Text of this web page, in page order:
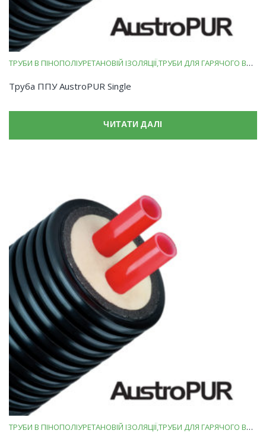
ТРУБИ В ПІНОПОЛІУРЕТАНОВІЙ ІЗОЛЯЦІЇТРУБИ ДЛЯ ГАРЯЧОГО ВОДОПОСТАЧАННЯ
Труба ППУ AustroPUR Single
ЧИТАТИ ДАЛІ
ТРУБИ В ПІНОПОЛІУРЕТАНОВІЙ ІЗОЛЯЦІЇТРУБИ ДЛЯ ГАРЯЧОГО ВОДОПОСТАЧАННЯ